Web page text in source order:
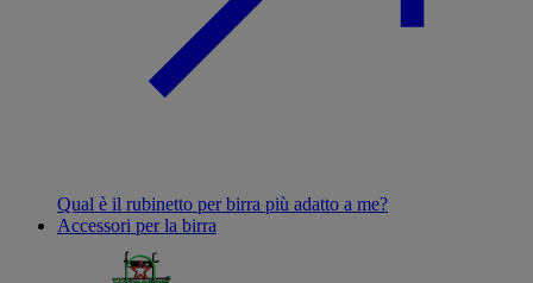
Qual è il rubinetto per birra più adatto a me?
Accessori per la birra